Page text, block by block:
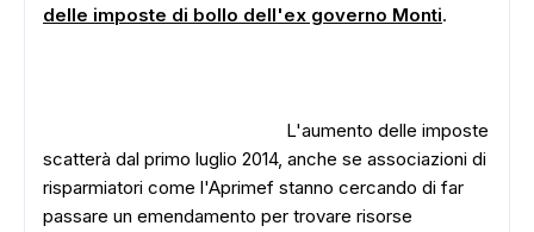
delle imposte di bollo dell'ex governo Monti.
L'aumento delle imposte
scatterà dal primo luglio 2014, anche se associazioni di
risparmiatori come l'Aprimef stanno cercando di far
passare un emendamento per trovare risorse